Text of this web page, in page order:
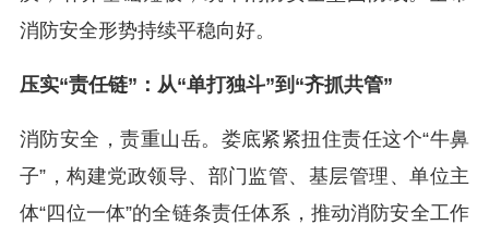
消防安全形势持续平稳向好。
压实“责任链”：从“单打独斗”到“齐抓共管”
消防安全，责重山岳。娄底紧紧扭住责任这个“牛鼻
子”，构建党政领导、部门监管、基层管理、单位主
体“四位一体”的全链条责任体系，推动消防安全工作